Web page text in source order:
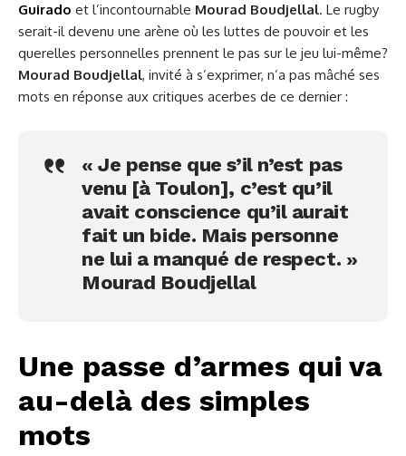
Guirado et l’incontournable Mourad Boudjellal. Le rugby
serait-il devenu une arène où les luttes de pouvoir et les
querelles personnelles prennent le pas sur le jeu lui-même?
Mourad Boudjellal, invité à s’exprimer, n’a pas mâché ses
mots en réponse aux critiques acerbes de ce dernier :
« Je pense que s’il n’est pas
venu [à Toulon], c’est qu’il
avait conscience qu’il aurait
fait un bide. Mais personne
ne lui a manqué de respect. »
Mourad Boudjellal
Une passe d’armes qui va
au-delà des simples
mots